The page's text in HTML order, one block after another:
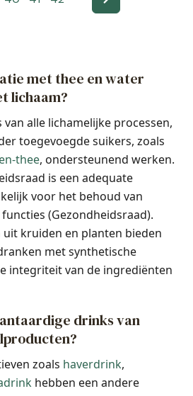
met thee en water
lichaam?
alle lichamelijke processen,
toegevoegde suikers, zoals
thee, ondersteunend werken.
is een adequate
voor het behoud van
(Gezondheidsraad).
kruiden en planten bieden
met synthetische
integriteit van de ingrediënten
drinks van
zoals haverdrink,
hebben een andere